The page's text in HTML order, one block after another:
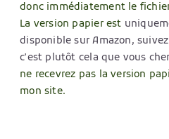
donc immédiatement le
La version papier est
disponible sur Amazon,
c'est plutôt cela que vous
ne recevrez pas la version
mon site.